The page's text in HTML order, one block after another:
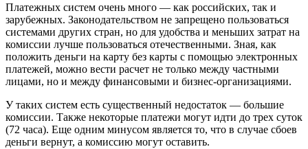
Платежных систем очень много — как российских, так и
зарубежных. Законодательством не запрещено пользоваться
системами других стран, но для удобства и меньших затрат на
комиссии лучше пользоваться отечественными. Зная, как
положить деньги на карту без карты с помощью электронных
платежей, можно вести расчет не только между частными
лицами, но и между финансовыми и бизнес-организациями.
У таких систем есть существенный недостаток — большие
комиссии. Также некоторые платежи могут идти до трех суток
(72 часа). Еще одним минусом является то, что в случае сбоев
деньги вернут, а комиссию могут оставить.